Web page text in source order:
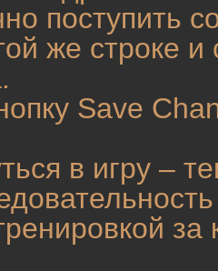
поступить
же строке
Save
в игру –
за